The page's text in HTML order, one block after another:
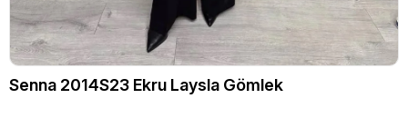
Senna 2014S23 Ekru Laysla Gömlek